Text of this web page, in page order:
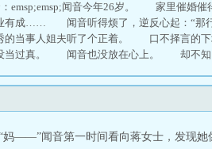
：emsp;emsp;闻音今年26岁。 家里催婚
业有成…… 闻音听得烦了，逆反心起：“
的当事人姐夫听了个正着。 口不择言的
没当过真。 闻音也没放在心上。 却不
）
——”闻音第一时间看向蒋女士，发现